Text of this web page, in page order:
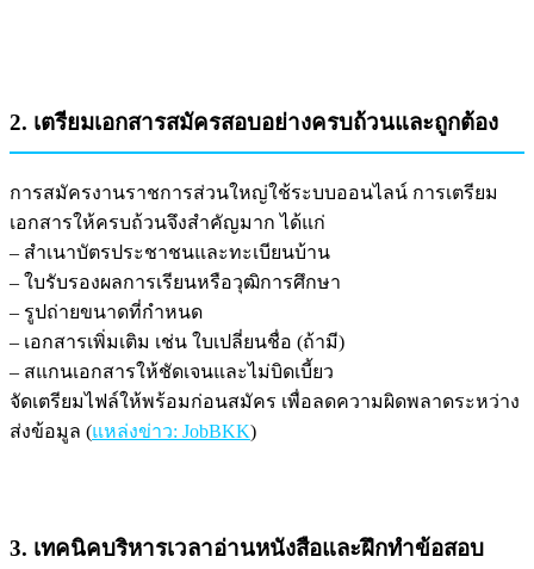
2. เตรียมเอกสารสมัครสอบอย่างครบถ้วนและถูกต้อง
การสมัครงานราชการส่วนใหญ่ใช้ระบบออนไลน์ การเตรียม
เอกสารให้ครบถ้วนจึงสำคัญมาก ได้แก่
– สำเนาบัตรประชาชนและทะเบียนบ้าน
– ใบรับรองผลการเรียนหรือวุฒิการศึกษา
– รูปถ่ายขนาดที่กำหนด
– เอกสารเพิ่มเติม เช่น ใบเปลี่ยนชื่อ (ถ้ามี)
– สแกนเอกสารให้ชัดเจนและไม่บิดเบี้ยว
จัดเตรียมไฟล์ให้พร้อมก่อนสมัคร เพื่อลดความผิดพลาดระหว่าง
ส่งข้อมูล (แหล่งข่าว: JobBKK)
3. เทคนิคบริหารเวลาอ่านหนังสือและฝึกทำข้อสอบ